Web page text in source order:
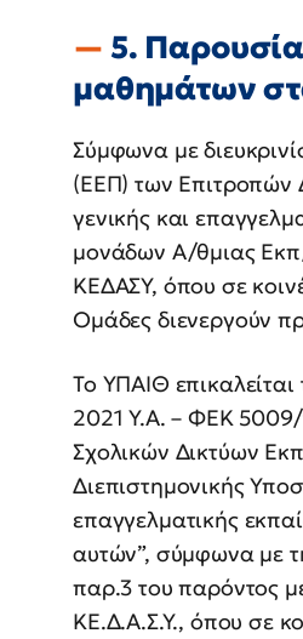
5.
μαθημάτων
Σύμφωνα με
(ΕΕΠ) των Επιτροπών
γενικής και
μονάδων Α/θμιας
ΚΕΔΑΣΥ, όπου σε
Ομάδες διενεργούν
Το ΥΠΑΙΘ
2021 Υ.Α. – ΦΕΚ 5009/
Σχολικών Δικτύων
Διεπιστημονικής
επαγγελματικής
αυτών”, σύμφωνα με
παρ.3 του παρόντος
ΚΕ.Δ.Α.Σ.Υ., όπου σε